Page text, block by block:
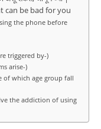
can be bad for you
the phone before
triggered by-)
arise-)
of which age group fall
the addiction of using